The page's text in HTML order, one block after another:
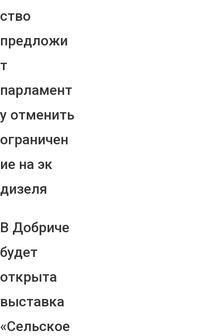
ство
предложи
т
парламент
у отменить
ограничен
ие на эк
дизеля
В Добриче
будет
открыта
выставка
«Сельское